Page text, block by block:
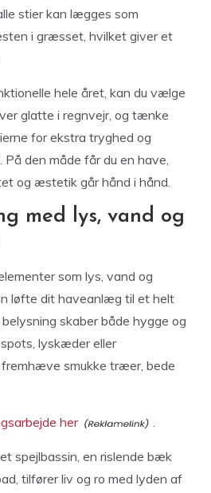
stier kan lægges som
i græsset, hvilket giver et
hele året, kan du vælge
glatte i regnvejr, og tænke
for ekstra tryghed og
den måde får du en have,
og æstetik går hånd i hånd.
med lys, vand og
som lys, vand og
løfte dit haveanlæg til et helt
skaber både hygge og
lyskæder eller
fremhæve smukke træer, bede
her
spejlbassin, en rislende bæk
tilfører liv og ro med lyden af